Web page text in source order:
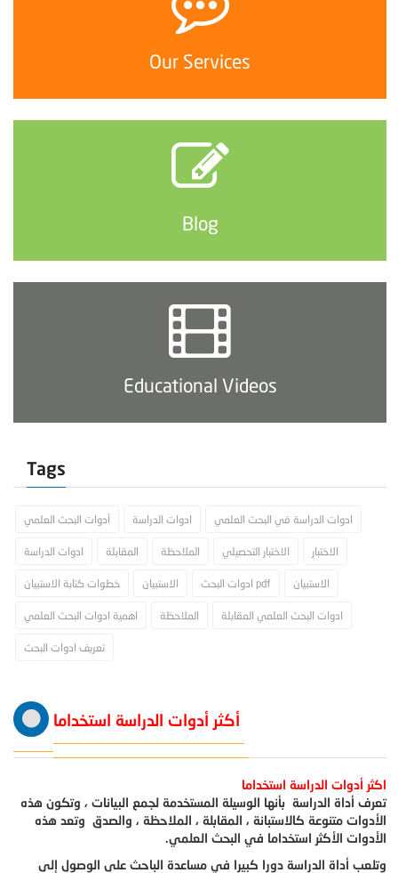
Our Services
Blog
Educational Videos
Tags
أدوات البحث العلمي ادوات الدراسة ادوات الدراسة في البحث العلمي
ادوات الدراسة المقابلة الملاحظة الاختبار التحصيلي الاختبار
خطوات كتابة الاستبيان الاستبيان ادوات البحث pdf الاستبيان
اهمية ادوات البحث العلمي الملاحظة ادوات البحث العلمي المقابلة
تعريف ادوات البحث
أكثر أدوات الدراسة استخداما
اكثر أدوات الدراسة استخداما
تعرف أداة الدراسة بأنها الوسيلة المستخدمة لجمع البيانات ، وتكون هذه
الأدوات متنوعة كالاستبانة ، المقابلة ، الملاحظة ، والصدق وتعد هذه
الأدوات الأكثر استخداما في البحث العلمي.
وتلعب أداة الدراسة دورا كبيرا في مساعدة الباحث على الوصول إلى